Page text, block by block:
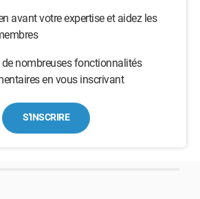
avant votre expertise et aidez les
nombreuses fonctionnalités
en vous inscrivant
S'INSCRIRE